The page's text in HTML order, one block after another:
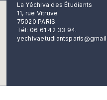
La Yéchiva des Étudiants
11, rue Vitruve
75020 PARIS.
Tél: 06 61 42 33 94.